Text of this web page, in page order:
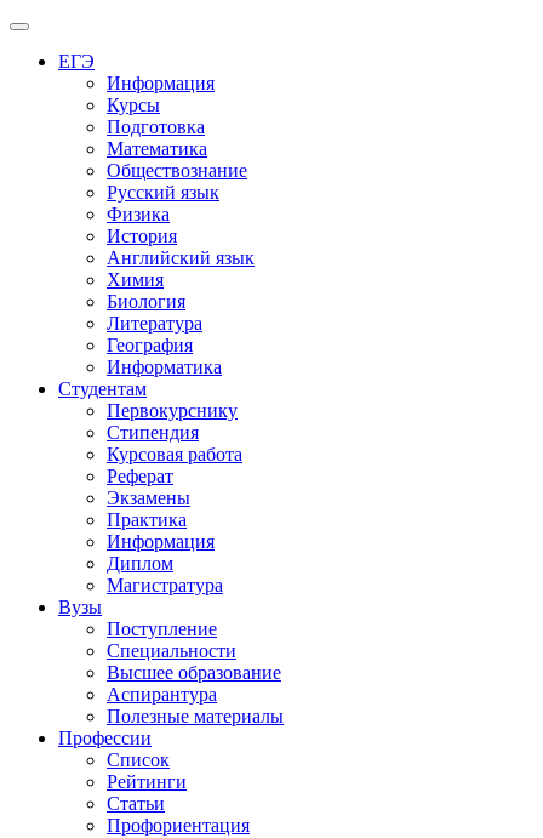
Меню
ЕГЭ
Информация
Курсы
Подготовка
Математика
Обществознание
Русский язык
Физика
История
Английский язык
Химия
Биология
Литература
География
Информатика
Студентам
Первокурснику
Стипендия
Курсовая работа
Реферат
Экзамены
Практика
Информация
Диплом
Магистратура
Вузы
Поступление
Специальности
Высшее образование
Аспирантура
Полезные материалы
Профессии
Список
Рейтинги
Статьи
Профориентация